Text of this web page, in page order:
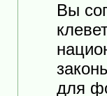
Вы
для